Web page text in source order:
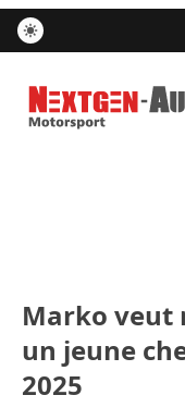
Nextgen-Auto.com
Marko veut
un jeune
2025